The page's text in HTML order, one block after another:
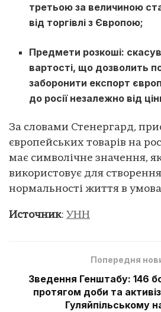
третьою за величиною
від торгівлі з Європою;
Предмети розкоші:
вартості, що дозволить
заборонити експорт
до росії незалежно від
За словами Стенергард,
європейських товарів на
має символічне значення,
використовує для створення
нормальності життя в
Источник: УНН
Попередня
Зведення Генштабу: 146
протягом доби та
Гуляйпільському